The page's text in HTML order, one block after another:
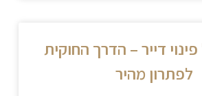
דייר – הדרך החוקית
לפתרון מהיר